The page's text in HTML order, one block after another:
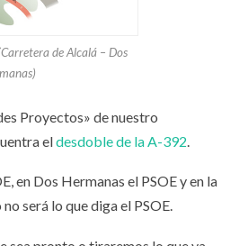
de Alcalá – Dos
Proyectos» de nuestro
eldesdoble de la A-392
en Dos Hermanas el PSOE y en la
no será lo que diga el PSOE.